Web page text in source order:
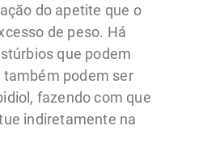
do apetite que o
de peso. Há
que podem
também podem ser
fazendo com que
indiretamente na